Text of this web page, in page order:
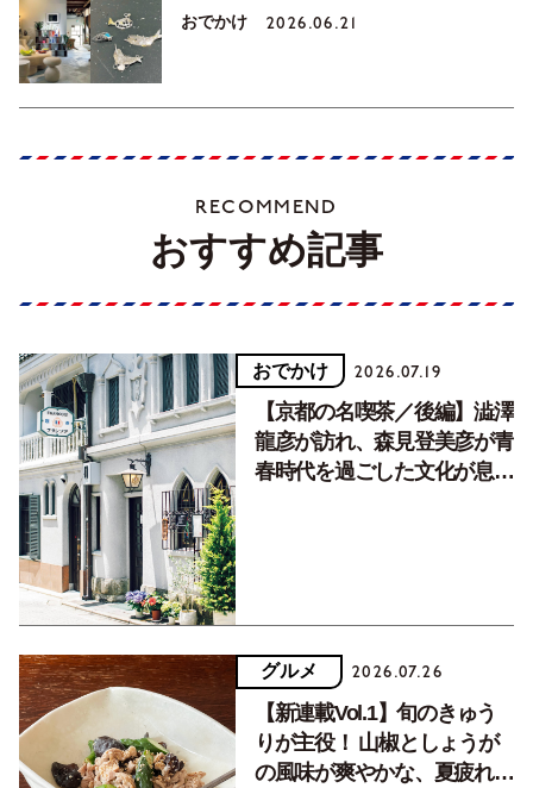
おでかけ 2026.06.21
RECOMMEND
おすすめ記事
おでかけ 2026.07.19
【京都の名喫茶／後編】澁澤
龍彦が訪れ、森見登美彦が青
春時代を過ごした文化が息づ
グルメ 2026.07.26
【新連載Vol.1】旬のきゅう
りが主役！ 山椒としょうが
の風味が爽やかな、夏疲れを